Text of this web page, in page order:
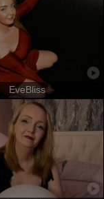
EveBliss